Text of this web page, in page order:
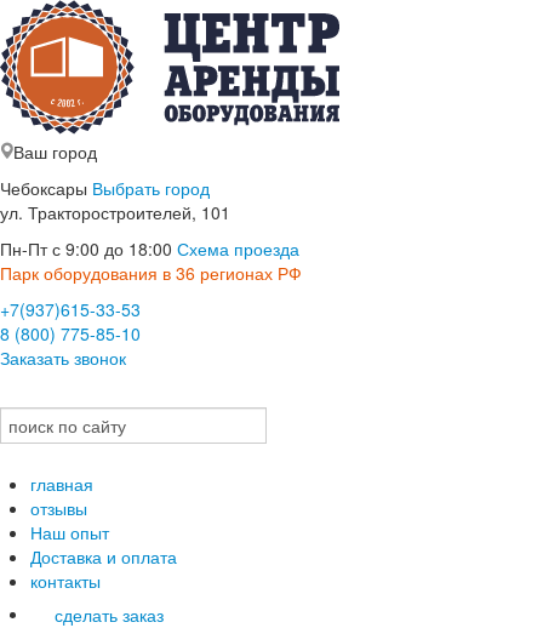
Ваш город
Чебоксары Выбрать город
ул. Тракторостроителей, 101
Пн-Пт с 9:00 до 18:00 Схема проезда
Парк оборудования в 36 регионах РФ
+7(937)615-33-53
8 (800) 775-85-10
Заказать звонок
главная
отзывы
Наш опыт
Доставка и оплата
контакты
сделать заказ